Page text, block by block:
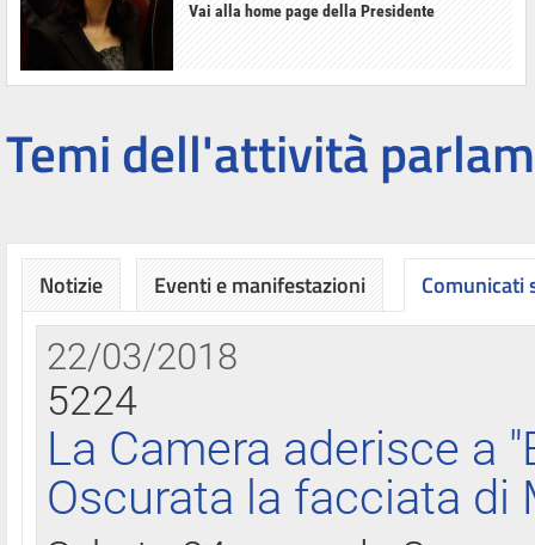
Vai alla home page della Presidente
Temi dell'attività
Notizie Eventi e manifestazioni Comunicati
22/03/2018
5224
La Camera aderisce a
Oscurata la facciata di